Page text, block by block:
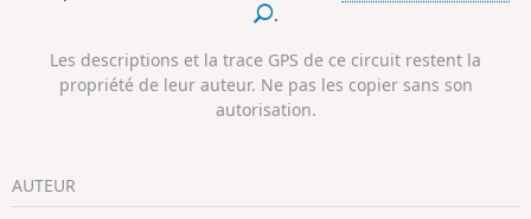
.
Les descriptions et la trace GPS de ce circuit restent la
propriété de leur auteur. Ne pas les copier sans son
autorisation.
AUTEUR